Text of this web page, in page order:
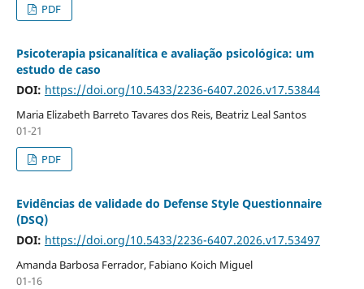
PDF
Psicoterapia psicanalítica e avaliação psicológica: um
estudo de caso
DOI: https://doi.org/10.5433/2236-6407.2026.v17.53844
Maria Elizabeth Barreto Tavares dos Reis, Beatriz Leal Santos
01-21
PDF
Evidências de validade do Defense Style Questionnaire
(DSQ)
DOI: https://doi.org/10.5433/2236-6407.2026.v17.53497
Amanda Barbosa Ferrador, Fabiano Koich Miguel
01-16